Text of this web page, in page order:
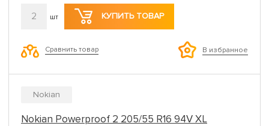
2 шт КУПИТЬ ТОВАР
Сравнить товар В избранное
Nokian
Nokian Powerproof 2 205/55 R16 94V XL